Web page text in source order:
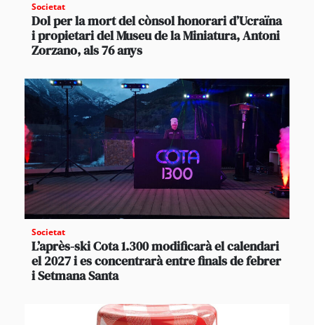
Societat
Dol per la mort del cònsol honorari d’Ucraïna
i propietari del Museu de la Miniatura, Antoni
Zorzano, als 76 anys
Societat
L’après-ski Cota 1.300 modificarà el calendari
el 2027 i es concentrarà entre finals de febrer
i Setmana Santa